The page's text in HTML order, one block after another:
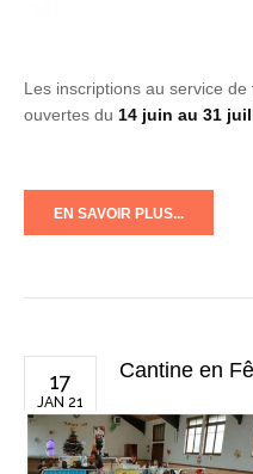
Les inscriptions au service
ouvertes du 14 juin au 31
EN SAVOIR PLUS...
17
JAN 21
Cantine en